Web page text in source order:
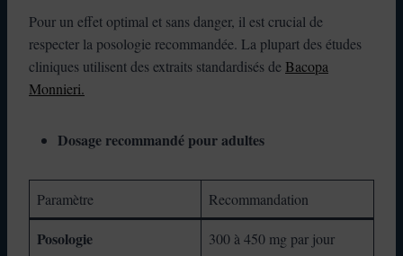
Pour un effet optimal et sans danger, il est crucial de
respecter la posologie recommandée. La plupart des études
cliniques utilisent des extraits standardisés de Bacopa
Monnieri.
Dosage recommandé pour adultes
Paramètre Recommandation
Posologie 300 à 450 mg par jour